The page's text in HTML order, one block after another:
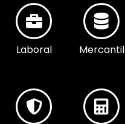
Laboral Mercantil